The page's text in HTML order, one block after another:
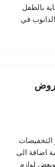
بالطفل
في
التخفيضات
اضافة الى
لوازم